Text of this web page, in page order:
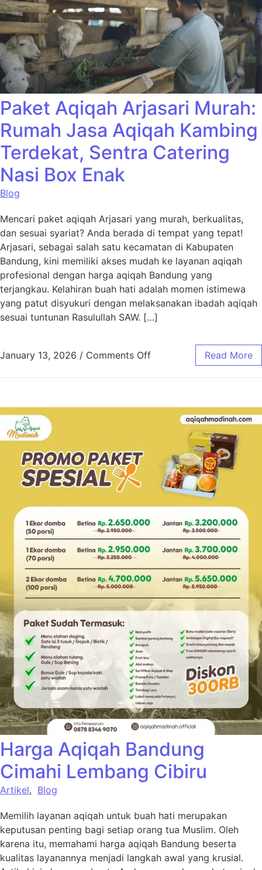
Paket Aqiqah Arjasari Murah:
Rumah Jasa Aqiqah Kambing
Terdekat, Sentra Catering
Nasi Box Enak
Blog
Mencari paket aqiqah Arjasari yang murah, berkualitas,
dan sesuai syariat? Anda berada di tempat yang tepat!
Arjasari, sebagai salah satu kecamatan di Kabupaten
Bandung, kini memiliki akses mudah ke layanan aqiqah
profesional dengan harga aqiqah Bandung yang
terjangkau. Kelahiran buah hati adalah momen istimewa
yang patut disyukuri dengan melaksanakan ibadah aqiqah
sesuai tuntunan Rasulullah SAW. […]
January 13, 2026 / Comments Off Read More
Harga Aqiqah Bandung
Cimahi Lembang Cibiru
Artikel, Blog
Memilih layanan aqiqah untuk buah hati merupakan
keputusan penting bagi setiap orang tua Muslim. Oleh
karena itu, memahami harga aqiqah Bandung beserta
kualitas layanannya menjadi langkah awal yang krusial.